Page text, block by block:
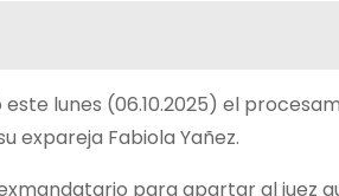
lunes (06.10.2025) el
expareja Fabiola Yañez.
para apartar al juez